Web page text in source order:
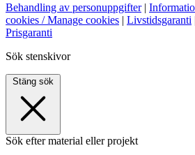
Behandling av personuppgifter |
cookies / Manage cookies | Livstidsgaranti
Prisgaranti
Sök stenskivor
Stäng sök
Sök efter material eller projekt